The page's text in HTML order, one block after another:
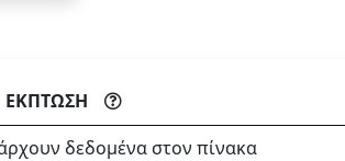
ΕΚΠΤΩΣΗ
δεδομένα στον πίνακα